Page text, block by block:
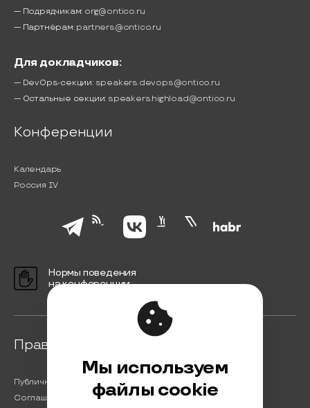
— Подрядчикам: org@ontico.ru
— Партнёрам: partners@ontico.ru
Для докладчиков:
— DevOps-секции: speakers.devops@ontico.ru
— Остальные секции: speakers.highload@ontico.ru
Конференции
Календарь
Россия IV
Нормы поведения
на конференции
Правовая информация
Публичная оферта
Соглашение на обработку персональных данных
Мы используем
файлы cookie